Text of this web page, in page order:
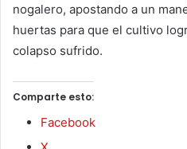
nogalero, apostando a un
huertas para que el cultivo
colapso sufrido.
Comparte esto:
Facebook